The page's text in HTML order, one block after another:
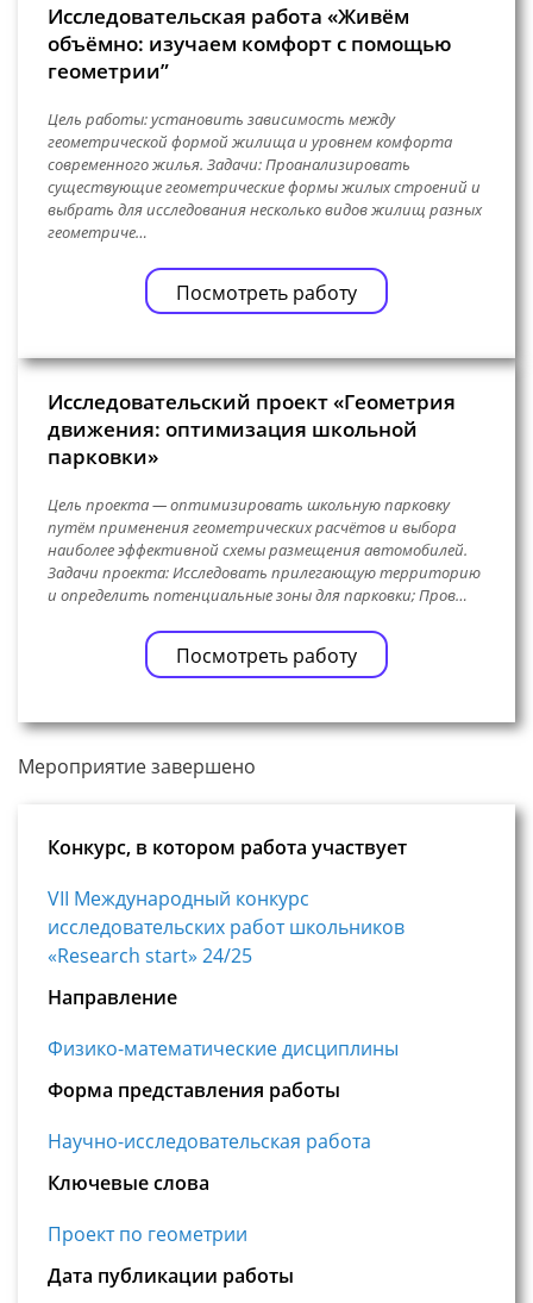
Исследовательская работа «Живём
объёмно: изучаем комфорт с помощью
геометрии”
Цель работы: установить зависимость между
геометрической формой жилища и уровнем комфорта
современного жилья. Задачи: Проанализировать
существующие геометрические формы жилых строений и
выбрать для исследования несколько видов жилищ разных
геометриче…
Посмотреть работу
Исследовательский проект «Геометрия
движения: оптимизация школьной
парковки»
Цель проекта — оптимизировать школьную парковку
путём применения геометрических расчётов и выбора
наиболее эффективной схемы размещения автомобилей.
Задачи проекта: Исследовать прилегающую территорию
и определить потенциальные зоны для парковки; Пров…
Посмотреть работу
Мероприятие завершено
Конкурс, в котором работа участвует
VII Международный конкурс
исследовательских работ школьников
«Research start» 24/25
Направление
Физико-математические дисциплины
Форма представления работы
Научно-исследовательская работа
Ключевые слова
Проект по геометрии
Дата публикации работы